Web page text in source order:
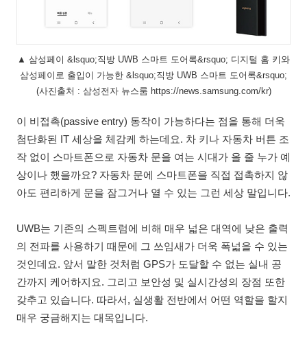
▲ 삼성페이 &lsquo;직방 UWB 스마트 도어록&rsquo; 디지털 홈 키와
삼성페이로 출입이 가능한 &lsquo;직방 UWB 스마트 도어록&rsquo;
(사진출처 : 삼성전자 뉴스룸 https://news.samsung.com/kr)
이 비접촉(passive entry) 동작이 가능하다는 점을 통해 더욱
첨단화된 IT 세상을 체감케 하는데요. 차 키나 자동차 버튼 조
작 없이 스마트폰으로 자동차 문을 여는 시대가 올 줄 누가 예
상이나 했을까요? 자동차 문에 스마트폰을 직접 접촉하지 않
아도 편리하게 문을 잠그거나 열 수 있는 그런 세상 말입니다.
UWB는 기존의 스펙트럼에 비해 매우 넓은 대역에 낮은 출력
의 전파를 사용하기 때문에 그 쓰임새가 더욱 폭넓을 수 있는
것인데요. 앞서 말한 것처럼 GPS가 도달할 수 없는 실내 공
간까지 케어하지요. 그리고 보안성 및 실시간성의 장점 또한
갖추고 있습니다. 따라서, 실생활 전반에서 어떤 역할을 할지
매우 궁금해지는 대목입니다.